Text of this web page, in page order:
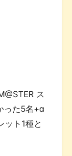
ス
った5名+α
ット1種と